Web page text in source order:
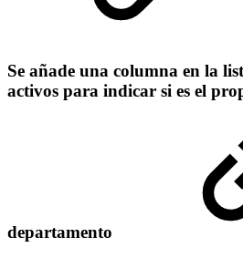
Se añade una columna en la
activos para indicar si es el
departamento